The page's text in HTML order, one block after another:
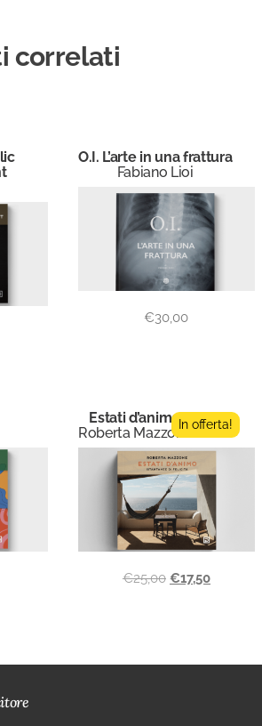
correlati
O.I. L’arte in una frattura
Fabiano Lioi
€30,00
Estati d’animo
Roberta MazzoneIn offerta!
€25,00 €17,50